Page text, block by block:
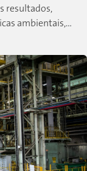
resultados,
ambientais,